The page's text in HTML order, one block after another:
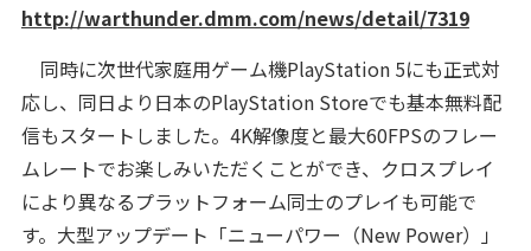
http://warthunder.dmm.com/news/detail/7319
同時に次世代家庭用ゲーム機PlayStation 5にも正式対
応し、同日より日本のPlayStation Storeでも基本無料配
信もスタートしました。4K解像度と最大60FPSのフレー
ムレートでお楽しみいただくことができ、クロスプレイ
により異なるプラットフォーム同士のプレイも可能で
す。大型アップデート「ニューパワー（New Power）」